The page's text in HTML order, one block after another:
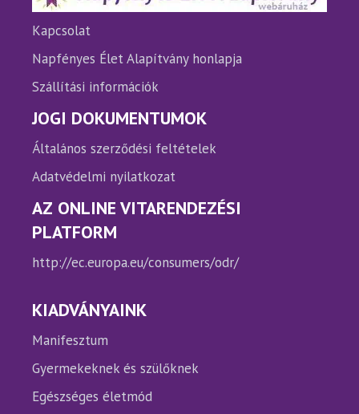
ki
ki
Kapcsolat
Napfényes Élet Alapítvány honlapja
Szállítási információk
JOGI DOKUMENTUMOK
Általános szerződési feltételek
Adatvédelmi nyilatkozat
AZ ONLINE VITARENDEZÉSI
PLATFORM
http://ec.europa.eu/consumers/odr/
KIADVÁNYAINK
Manifesztum
Gyermekeknek és szülőknek
Egészséges életmód